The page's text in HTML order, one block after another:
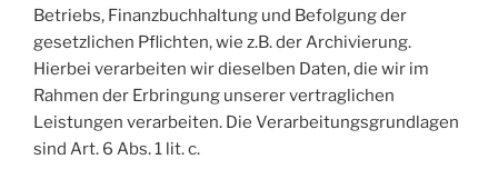
Betriebs, Finanzbuchhaltung und Befolgung der
gesetzlichen Pflichten, wie z.B. der Archivierung.
Hierbei verarbeiten wir dieselben Daten, die wir im
Rahmen der Erbringung unserer vertraglichen
Leistungen verarbeiten. Die Verarbeitungsgrundlagen
sind Art. 6 Abs. 1 lit. c.